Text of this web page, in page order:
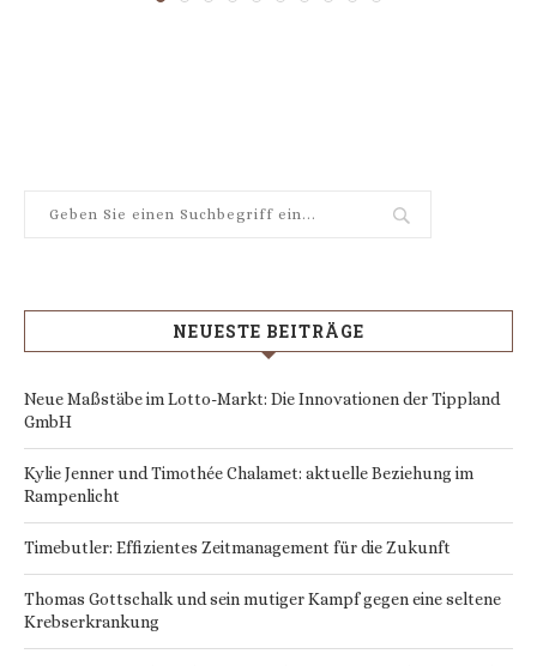
NEUESTE BEITRÄGE
Neue Maßstäbe im Lotto-Markt: Die Innovationen der Tippland
GmbH
Kylie Jenner und Timothée Chalamet: aktuelle Beziehung im
Rampenlicht
Timebutler: Effizientes Zeitmanagement für die Zukunft
Thomas Gottschalk und sein mutiger Kampf gegen eine seltene
Krebserkrankung